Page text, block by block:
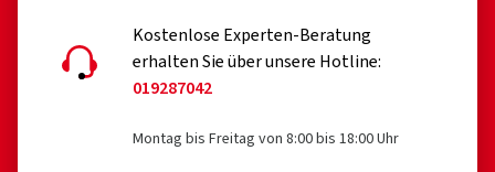
Kostenlose Experten-Beratung
erhalten Sie über unsere Hotline:
019287042
Montag bis Freitag von 8:00 bis 18:00 Uhr